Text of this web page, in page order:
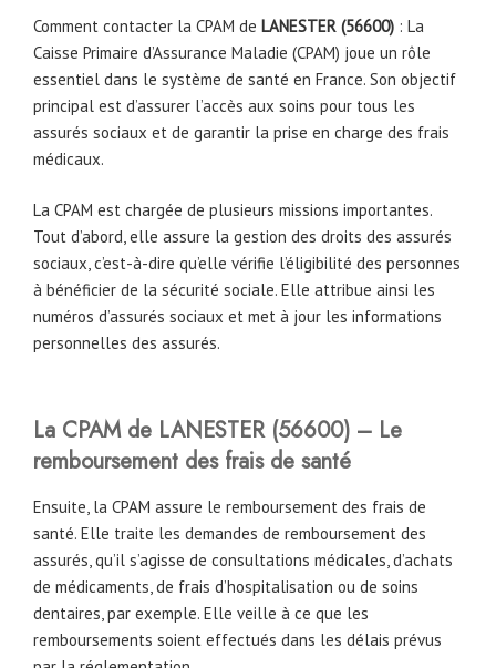
Comment contacter la CPAM de LANESTER (56600) : La
Caisse Primaire d’Assurance Maladie (CPAM) joue un rôle
essentiel dans le système de santé en France. Son objectif
principal est d’assurer l’accès aux soins pour tous les
assurés sociaux et de garantir la prise en charge des frais
médicaux.
La CPAM est chargée de plusieurs missions importantes.
Tout d’abord, elle assure la gestion des droits des assurés
sociaux, c’est-à-dire qu’elle vérifie l’éligibilité des personnes
à bénéficier de la sécurité sociale. Elle attribue ainsi les
numéros d’assurés sociaux et met à jour les informations
personnelles des assurés.
La CPAM de LANESTER (56600) – Le
remboursement des frais de santé
Ensuite, la CPAM assure le remboursement des frais de
santé. Elle traite les demandes de remboursement des
assurés, qu’il s’agisse de consultations médicales, d’achats
de médicaments, de frais d’hospitalisation ou de soins
dentaires, par exemple. Elle veille à ce que les
remboursements soient effectués dans les délais prévus